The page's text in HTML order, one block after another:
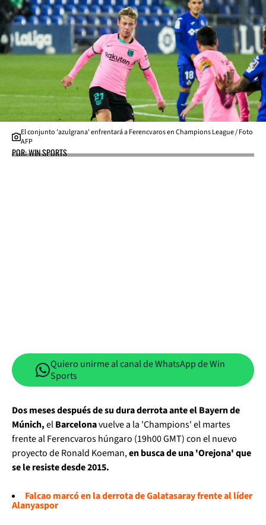
El conjunto 'azulgrana' enfrentará a Ferencvaros en Champions League / Foto
AFP
POR: WIN SPORTS
Quiero unirme al canal de WhatsApp de Win
Sports
Dos meses después de su dura derrota ante el Bayern de
Múnich,elBarcelonavuelve a la 'Champions' el martes
frente al Ferencvaros húngaro (19h00 GMT) con el nuevo
proyecto de Ronald Koeman,en busca de una 'Orejona' que
se le resiste desde 2015.
Falcao marcó en la derrota de Galatasaray frente al líder
Alanyaspor